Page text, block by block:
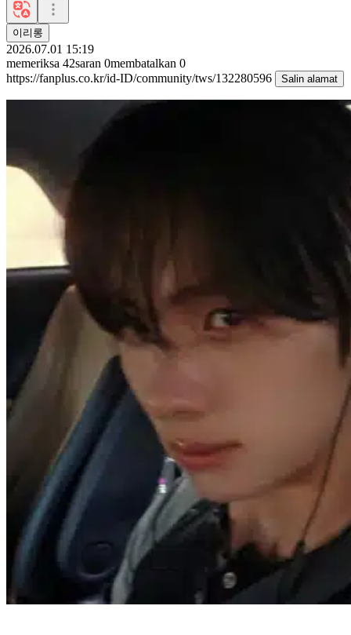
이리롱
2026.07.01 15:19
memeriksa 42saran 0membatalkan 0
https://fanplus.co.kr/id-ID/community/tws/132280596
Salin alamat